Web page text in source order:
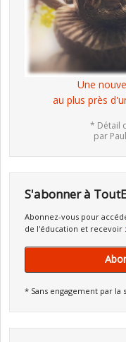
Une
au plus près
* Détail
par
S'abonner à
Abonnez-vous pour
de l'éducation et recevoir :
* Sans engagement par la